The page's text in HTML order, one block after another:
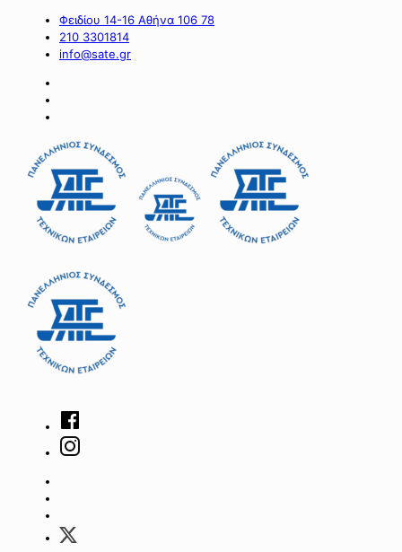
Φειδίου 14-16 Αθήνα 106 78
210 3301814
info@sate.gr